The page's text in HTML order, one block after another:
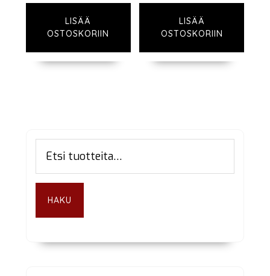
LISÄÄ
OSTOSKORIIN
LISÄÄ
OSTOSKORIIN
Ensisijainen
sivupalkki
HAKU